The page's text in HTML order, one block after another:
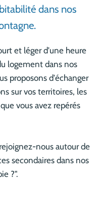
dans nos
et léger d'une heure
logement dans nos
proposons d'échanger
sur vos territoires, les
vous avez repérés
nous autour de
secondaires dans nos
?".